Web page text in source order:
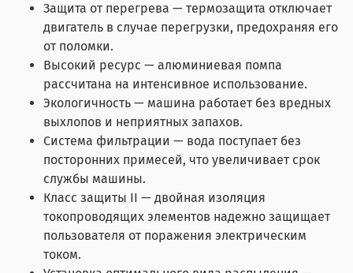
Защита от перегрева — термозащита отключает
двигатель в случае перегрузки, предохраняя его
от поломки.
Высокий ресурс — алюминиевая помпа
рассчитана на интенсивное использование.
Экологичность — машина работает без вредных
выхлопов и неприятных запахов.
Система фильтрации — вода поступает без
посторонних примесей, что увеличивает срок
службы машины.
Класс защиты II — двойная изоляция
токопроводящих элементов надежно защищает
пользователя от поражения электрическим
током.